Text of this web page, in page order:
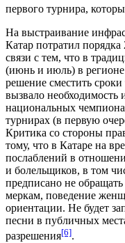
первого турнира,
На выстраивание
Катар потратил
связи с тем, что в
(июнь и июль) в
решение сместить
вызвало необходимость
национальных
турнирах (в первую
Критика со стороны
тому, что в Катаре на
послаблений в
и болельщиков, в том
предписано не
меркам, поведение
ориентации. Не будет
песни в публичных
разрешения[6].